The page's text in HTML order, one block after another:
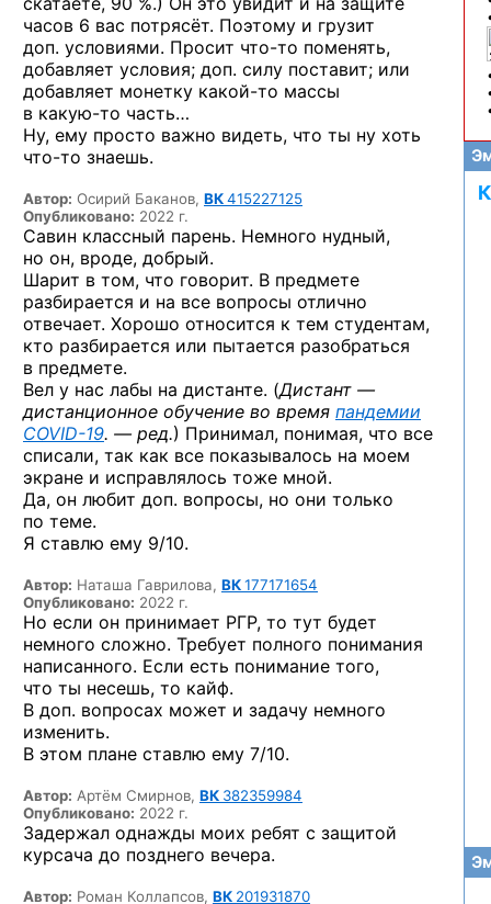
часов 6 вас потрясёт. Поэтому и грузит
доп. условиями. Просит что-то поменять,
добавляет условия; доп. силу поставит; или
добавляет монетку какой-то массы
в какую-то часть…
Ну, ему просто важно видеть, что ты ну хоть
что-то знаешь.
Автор: Осирий Баканов, ВК415227125
Опубликовано: 2022 г.
Савин классный парень. Немного нудный,
но он, вроде, добрый.
Шарит в том, что говорит. В предмете
разбирается и на все вопросы отлично
отвечает. Хорошо относится к тем студентам,
кто разбирается или пытается разобраться
в предмете.
Вел у нас лабы на дистанте. (Дистант —
дистанционное обучение во время пандемии
COVID-19. — ред.) Принимал, понимая, что все
списали, так как все показывалось на моем
экране и исправлялось тоже мной.
Да, он любит доп. вопросы, но они только
по теме.
Я ставлю ему 9/10.
Автор: Наташа Гаврилова, ВК177171654
Опубликовано: 2022 г.
Но если он принимает РГР, то тут будет
немного сложно. Требует полного понимания
написанного. Если есть понимание того,
что ты несешь, то кайф.
В доп. вопросах может и задачу немного
изменить.
В этом плане ставлю ему 7/10.
Автор: Артём Смирнов, ВК 382359984
Опубликовано: 2022 г.
Задержал однажды моих ребят с защитой
курсача до позднего вечера.
Автор: Роман Коллапсов, ВК 201931870